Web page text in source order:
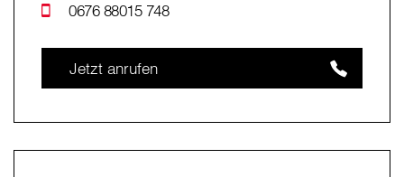
0676 88015 748
Jetzt anrufen